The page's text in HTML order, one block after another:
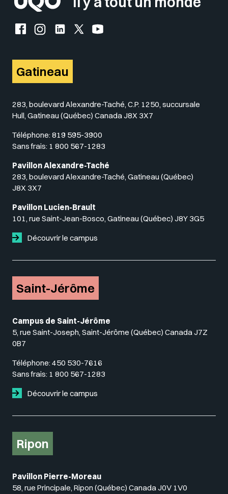
Facebook de l'UQO
Instagram de l'UQO
LinkedIn de l'UQO
X (Twitter) de l'UQO
YouTube de l'UQO
Gatineau
283, boulevard Alexandre-Taché, C.P. 1250, succursale
Hull, Gatineau (Québec) Canada J8X 3X7
Téléphone: 819 595-3900
Sans frais: 1 800 567-1283
Pavillon Alexandre-Taché
283, boulevard Alexandre-Taché, Gatineau (Québec)
J8X 3X7
Pavillon Lucien-Brault
101, rue Saint-Jean-Bosco, Gatineau (Québec) J8Y 3G5
Découvrir le campus
Saint-Jérôme
Campus de Saint-Jérôme
5, rue Saint-Joseph, Saint-Jérôme (Québec) Canada J7Z
0B7
Téléphone: 450 530-7616
Sans frais: 1 800 567-1283
Découvrir le campus
Ripon
Pavillon Pierre-Moreau
58, rue Principale, Ripon (Québec) Canada J0V 1V0